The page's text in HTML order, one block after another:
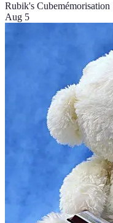
Rubik's Cubemémorisation
Aug 5